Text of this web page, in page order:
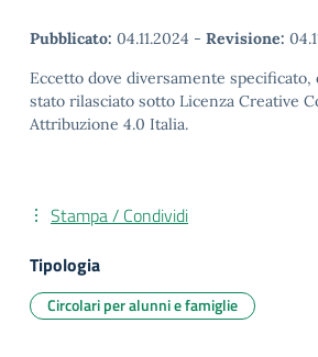
Pubblicato: 04.11.2024 - Revisione:
Eccetto dove diversamente specificato,
stato rilasciato sotto Licenza Creative
Attribuzione 4.0 Italia.
Stampa / Condividi
Tipologia
Circolari per alunni e famiglie